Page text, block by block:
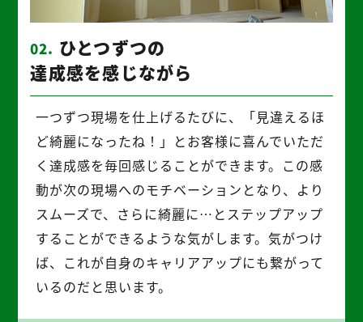
02. ひとつずつの
達成感を感じながら
一つずつ現場を仕上げるたびに、「見違えるほ
ど綺麗になったね！」とお客様に喜んでいただ
く達成感を毎回感じることができます。この感
動が次の現場へのモチベーションとなり、より
スムーズで、さらに綺麗に…とステップアップ
することができるような気がします。気がつけ
ば、これが自身のキャリアアップにも繋がって
いるのだと思います。